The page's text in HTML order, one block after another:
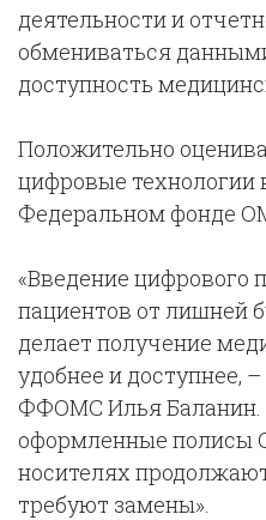
деятельности и
обмениваться
доступность
Положительно
цифровые
Федеральном фонде
«Введение цифрового
пациентов от лишней
делает получение
удобнее и доступнее,
ФФОМС Илья Баланин.
оформленные полисы
носителях
требуют замены».